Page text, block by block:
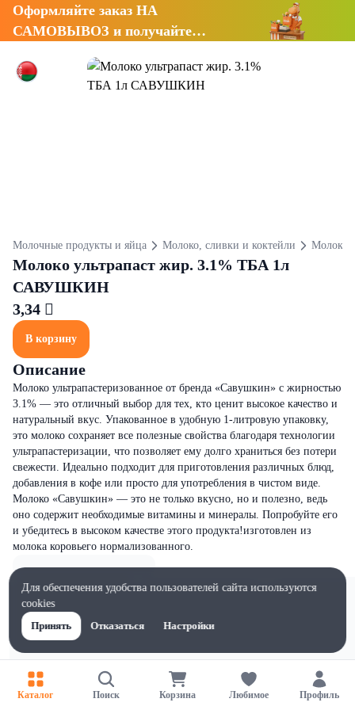
Оформляйте заказ НА
САМОВЫВОЗ и получайте
Молочные продукты и яйца Молоко, сливки и коктейли Молоко
Молоко ультрапаст жир. 3.1% ТБА 1л
САВУШКИН
3,34 
В корзину
Описание
Молоко ультрапастеризованное от бренда «Савушкин» с жирностью
3.1% — это отличный выбор для тех, кто ценит высокое качество и
натуральный вкус. Упакованное в удобную 1-литровую упаковку,
это молоко сохраняет все полезные свойства благодаря технологии
ультрапастеризации, что позволяет ему долго храниться без потери
свежести. Идеально подходит для приготовления различных блюд,
добавления в кофе или просто для употребления в чистом виде.
Молоко «Савушкин» — это не только вкусно, но и полезно, ведь
оно содержит необходимые витамины и минералы. Попробуйте его
и убедитесь в высоком качестве этого продукта!изготовлен из
молока коровьего нормализованного.
Каталог Поиск Корзина Любимое Профиль
Для обеспечения удобства пользователей сайта используются
cookies
Принять
Отказаться Настройки